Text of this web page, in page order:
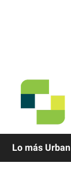
Lo más Urban